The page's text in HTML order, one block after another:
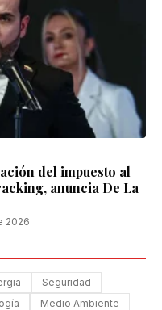
del impuesto al
anuncia De La
2026
Seguridad
Medio Ambiente